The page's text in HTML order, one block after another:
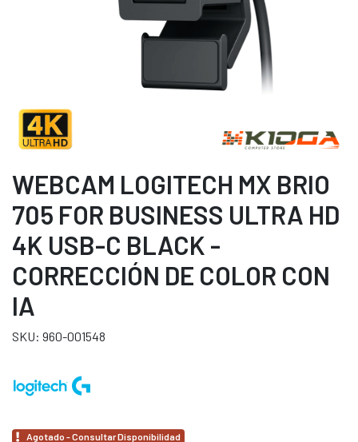
WEBCAM LOGITECH MX BRIO
705 FOR BUSINESS ULTRA HD
4K USB-C BLACK -
CORRECCIÓN DE COLOR CON
IA
SKU: 960-001548
Agotado - Consultar Disponibilidad